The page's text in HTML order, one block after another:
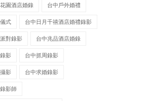
園酒店婚錄 台中戶外婚禮
式 台中日月千禧酒店婚禮錄影
對錄影 台中兆品酒店婚錄
影 台中抓周錄影
影 台中求婚錄影
影師